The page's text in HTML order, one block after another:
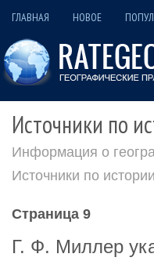
ГЛАВНАЯ НОВОЕ
Источники по
Информация о
Источники по
Страница 9
Г. Ф. Миллер